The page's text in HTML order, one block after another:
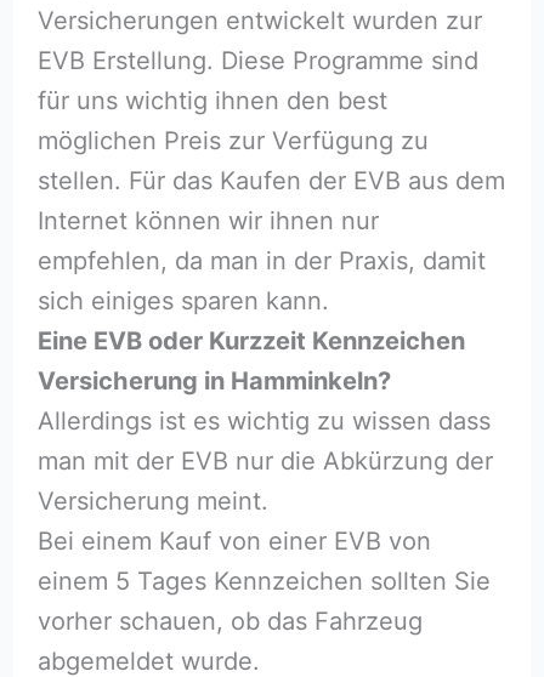
Versicherungen entwickelt wurden zur
EVB Erstellung. Diese Programme sind
für uns wichtig ihnen den best
möglichen Preis zur Verfügung zu
stellen. Für das Kaufen der EVB aus dem
Internet können wir ihnen nur
empfehlen, da man in der Praxis, damit
sich einiges sparen kann.
Eine EVB oder Kurzzeit Kennzeichen
Versicherung in Hamminkeln?
Allerdings ist es wichtig zu wissen dass
man mit der EVB nur die Abkürzung der
Versicherung meint.
Bei einem Kauf von einer EVB von
einem 5 Tages Kennzeichen sollten Sie
vorher schauen, ob das Fahrzeug
abgemeldet wurde.